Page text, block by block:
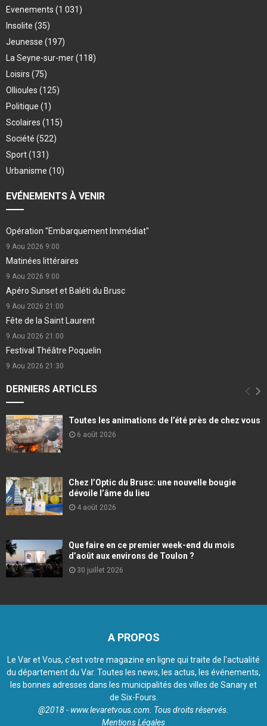
Evenements (1 031)
Insolite (35)
Jeunesse (197)
La Seyne-sur-mer(118)
Loisirs (75)
Ollioules (125)
Politique (1)
Scolaires (115)
Société (522)
Sport(131)
Urbanisme (10)
EVÉNEMENTS À VENIR
Opération "Embarquement Immédiat"
9 Aou 2026 9:00
Matinées littéraires
9 Aou 2026 9:00
Apéro Sunset et Baléti du Brusc
9 Aou 2026 21:00
Fête de la Saint Laurent
9 Aou 2026 21:00
Festival Théâtre Poquelin
9 Aou 2026 21:30
DERNIERS ARTICLES
Toutes les animations de l’été près de chez vous
6 août 2026
Chez l’Optic du Brusc: une nouvelle bougie
dévoile l’âme du lieu
4 août 2026
Que faire en ce premier week-end du mois
d’août aux environs de Toulon ?
30 juillet 2026
A PROPOS
Le Var et Vous, c'est votre magazine en ligne qui traite de l'actualité
du département du Var. Toutes les news, les actus, les événements,
les bonnes adresses dans les municipalités des villes de Sanary et
de Six-Fours.
@2018 - www.levaretvous.com. Tous droits réservés.
Mentions Légales